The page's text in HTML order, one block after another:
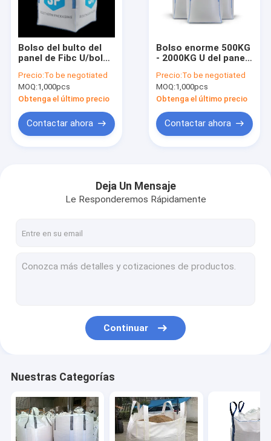
Inicio
Productos
Vídeos
Bolso del bulto del
panel de Fibc U/bolso
modificado para
requisitos
particulares con la
parte inferior de la
estrella
Precio:To be negotiated
MOQ:1,000pcs
Obtenga el último precio
Contactar ahora
Bolso enorme 500KG
- 2000KG U del panel
parte inferior del
canalón
Precio:To be negotiated
MOQ:1,000pcs
Obtenga el último precio
Contactar ahora
Deja Un Mensaje
Le Responderemos Rápidamente
Continuar
Nuestras Categorías